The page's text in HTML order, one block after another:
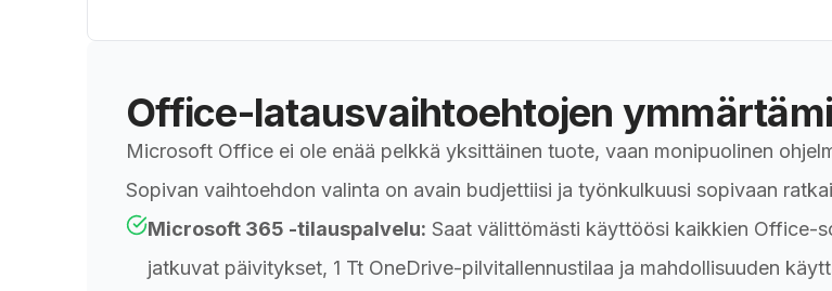
Office-latausvaihtoehtojen
Microsoft Office ei ole enää pelkkä yksittäinen tuote, vaan monipuolinen
Sopivan vaihtoehdon valinta on avain budjettiisi ja työnkulkuusi sopivaan
Microsoft 365 -tilauspalvelu: Saat välittömästi käyttöösi kaikkien Office-
jatkuvat päivitykset, 1 Tt OneDrive-pilvitallennustilaa ja mahdollisuuden